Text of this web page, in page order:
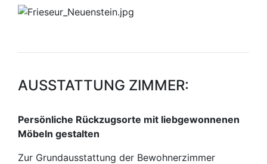
AUSSTATTUNG ZIMMER:
Persönliche Rückzugsorte mit liebgewonnenen
Möbeln gestalten
Zur Grundausstattung der Bewohnerzimmer